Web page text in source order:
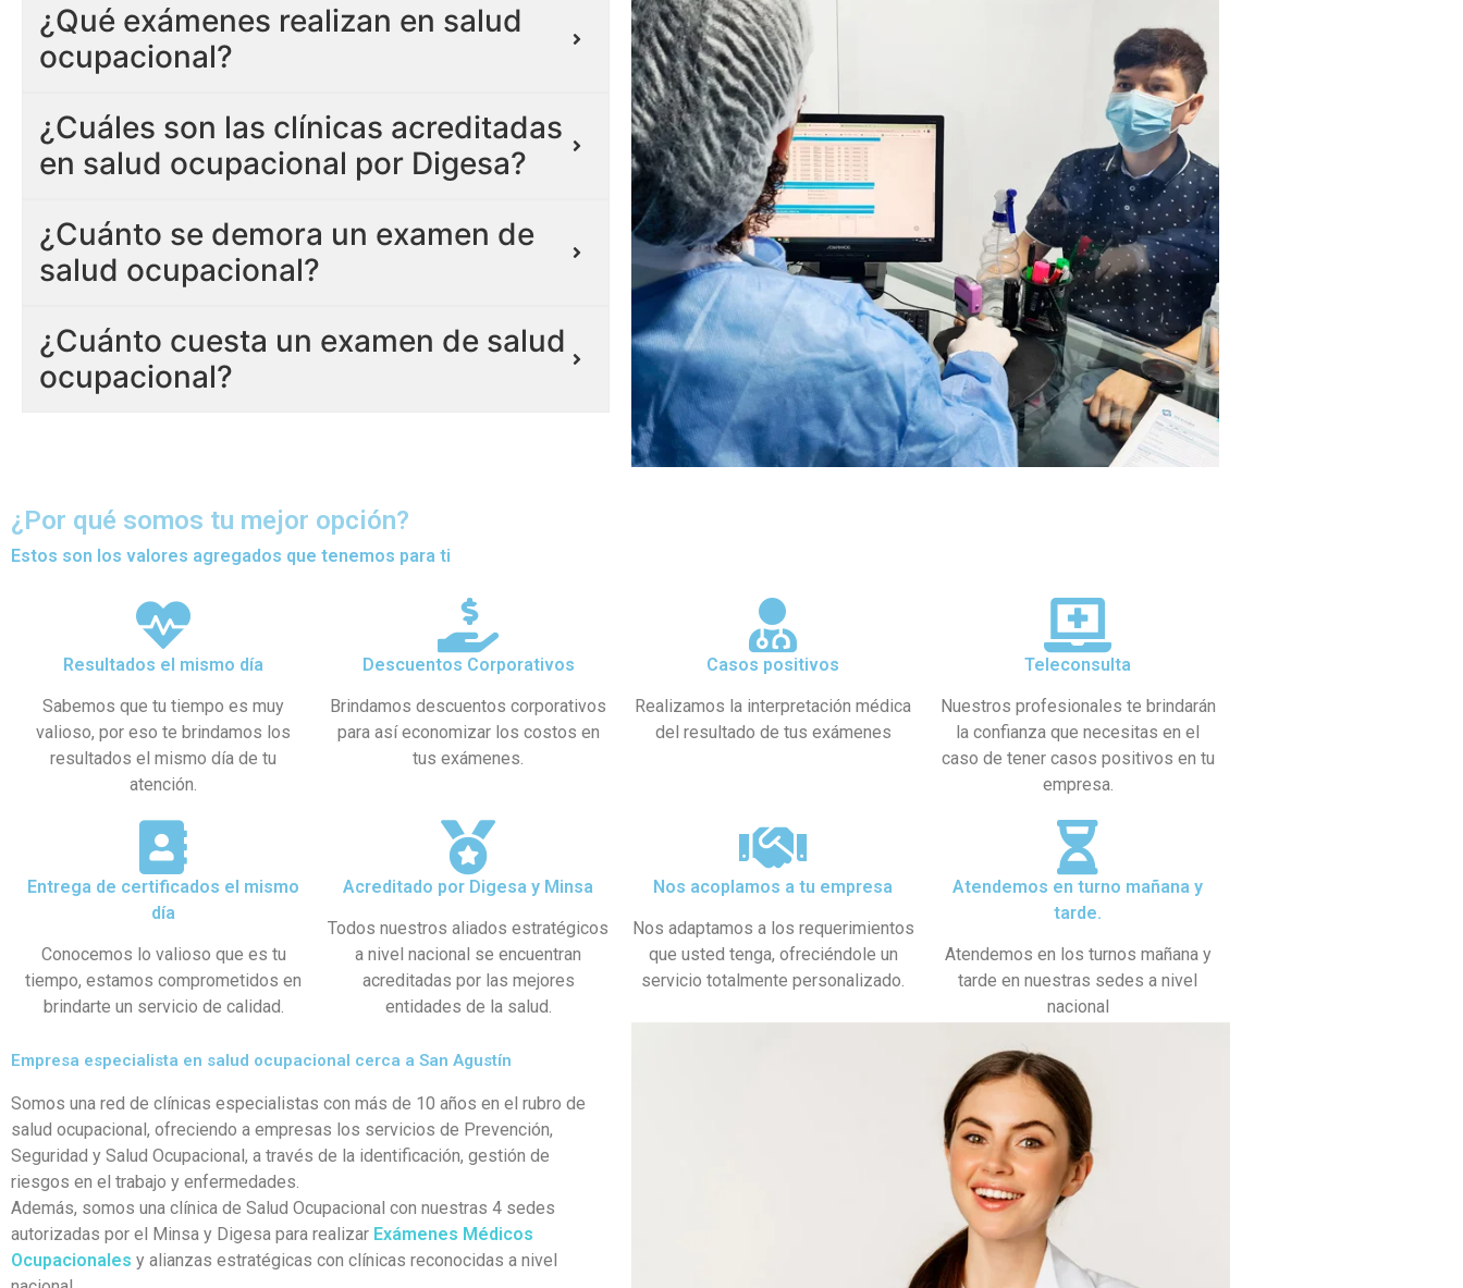
¿Qué exámenes realizan en salud
ocupacional?
¿Cuáles son las clínicas acreditadas
en salud ocupacional por Digesa?
¿Cuánto se demora un examen de
salud ocupacional?
¿Cuánto cuesta un examen de salud
ocupacional?
¿Por qué somos tu mejor opción?
Estos son los valores agregados que tenemos para ti
Resultados el mismo día
Sabemos que tu tiempo es muy
valioso, por eso te brindamos los
resultados el mismo día de tu
atención.
Descuentos Corporativos
Brindamos descuentos corporativos
para así economizar los costos en
tus exámenes.
Casos positivos
Realizamos la interpretación médica
del resultado de tus exámenes
Teleconsulta
Nuestros profesionales te brindarán
la confianza que necesitas en el
caso de tener casos positivos en tu
empresa.
Entrega de certificados el mismo
día
Conocemos lo valioso que es tu
tiempo, estamos comprometidos en
brindarte un servicio de calidad.
Acreditado por Digesa y Minsa​
Todos nuestros aliados estratégicos
a nivel nacional se encuentran
acreditadas por las mejores
entidades de la salud.
Nos acoplamos a tu empresa
Nos adaptamos a los requerimientos
que usted tenga, ofreciéndole un
servicio totalmente personalizado.
Atendemos en turno mañana y
tarde.
Atendemos en los turnos mañana y
tarde en nuestras sedes a nivel
nacional
Empresa especialista en salud ocupacional cerca a San Agustín
Somos una red de clínicas especialistas con más de 10 años en el rubro de
salud ocupacional, ofreciendo a empresas los servicios de Prevención,
Seguridad y Salud Ocupacional, a través de la identificación, gestión de
riesgos en el trabajo y enfermedades.
Además, somos una clínica de Salud Ocupacional con nuestras 4 sedes
autorizadas por el Minsa y Digesa para realizar Exámenes Médicos
Ocupacionales y alianzas estratégicas con clínicas reconocidas a nivel